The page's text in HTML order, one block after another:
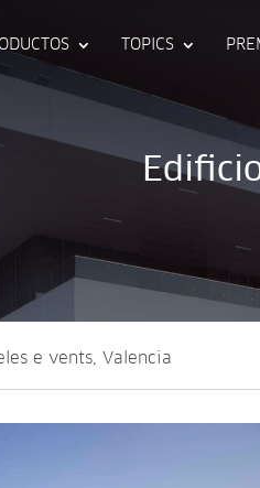
TOPICS
e vents, Valencia